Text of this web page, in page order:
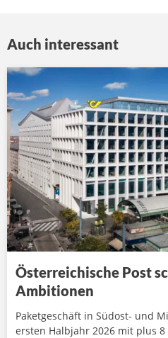
Auch interessant
Österreichische Post
Ambitionen
Paketgeschäft in Südost- und
ersten Halbjahr 2026 mit plus